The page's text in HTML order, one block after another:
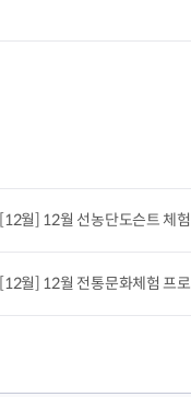
[12월] 12월 전통문화체험 프